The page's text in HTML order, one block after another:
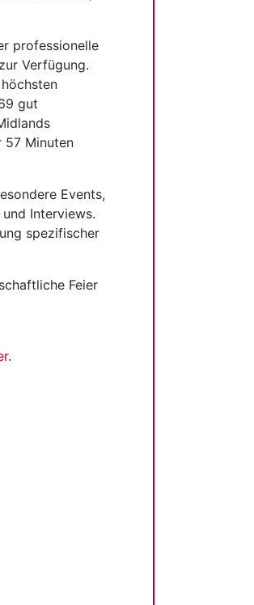
professionelle
Verfügung.
gut
57 Minuten
Events,
Interviews.
spezifischer
Feier
.